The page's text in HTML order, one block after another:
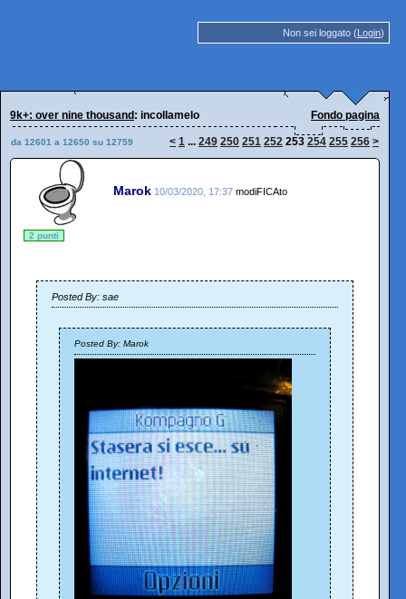
Non sei loggato (Login)
9k+: over nine thousand : incollamelo Fondo pagina
da 12601 a 12650 su 12759 < 1 ... 249 250 251 252 253 254 255 256 >
Marok 10/03/2020, 17:37 modiFICAto
2 punti
Posted By: sae
Posted By: Marok